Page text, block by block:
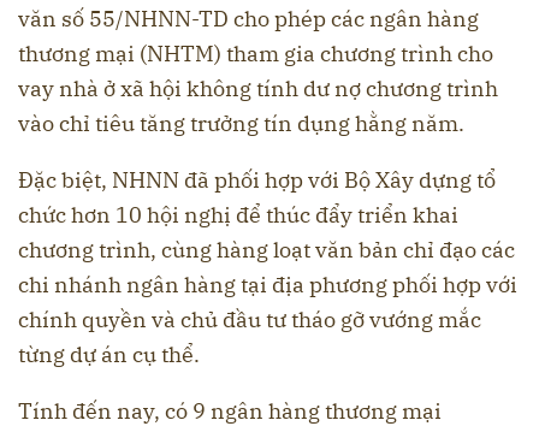
văn số 55/NHNN-TD cho phép các ngân hàng
thương mại (NHTM) tham gia chương trình cho
vay nhà ở xã hội không tính dư nợ chương trình
vào chỉ tiêu tăng trưởng tín dụng hằng năm.
Đặc biệt, NHNN đã phối hợp với Bộ Xây dựng tổ
chức hơn 10 hội nghị để thúc đẩy triển khai
chương trình, cùng hàng loạt văn bản chỉ đạo các
chi nhánh ngân hàng tại địa phương phối hợp với
chính quyền và chủ đầu tư tháo gỡ vướng mắc
từng dự án cụ thể.
Tính đến nay, có 9 ngân hàng thương mại